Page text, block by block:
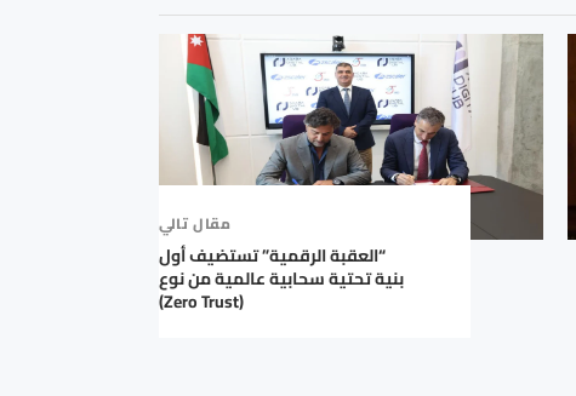
مقال تالي
“العقبة الرقمية” تستضيف أول
بنية تحتية سحابية عالمية من نوع
(Zero Trust)